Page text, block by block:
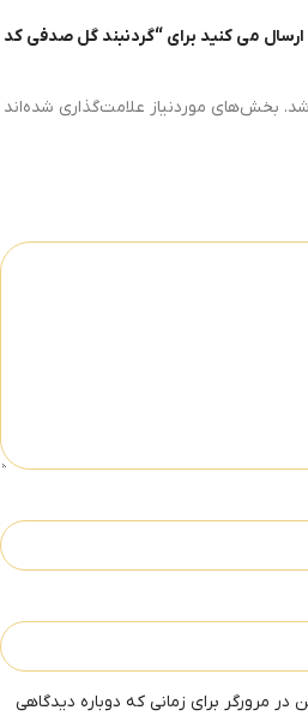
ارسال می کنید برای “گردنبند گل صدفی کد
بخش‌های موردنیاز علامت‌گذاری شده‌اند
مرورگر برای زمانی که دوباره دیدگاهی